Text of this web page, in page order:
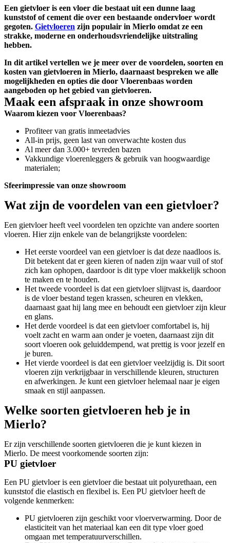
Een gietvloer is een vloer die bestaat uit een dunne laag
kunststof of cement die over een bestaande ondervloer wordt
gegoten. Gietvloeren zijn populair in Mierlo omdat ze een
strakke, moderne en onderhoudsvriendelijke uitstraling
hebben.
In dit artikel vertellen we je meer over de voordelen, soorten en
kosten van gietvloeren in Mierlo, daarnaast bespreken we alle
mogelijkheden en opties die door Vloerenbaas worden
aangeboden op het gebied van gietvloeren.
Maak een afspraak in onze showroom
Waarom kiezen voor Vloerenbaas?
Profiteer van gratis inmeetadvies
All-in prijs, geen last van onverwachte kosten dus
Al meer dan 3.000+ tevreden bazen
Vakkundige vloerenleggers & gebruik van hoogwaardige
materialen;
Sfeerimpressie van onze showroom
Wat zijn de voordelen van een gietvloer?
Een gietvloer heeft veel voordelen ten opzichte van andere soorten
vloeren. Hier zijn enkele van de belangrijkste voordelen:
Het eerste voordeel van een gietvloer is dat deze naadloos is.
Dit betekent dat er geen kieren of naden zijn waar vuil of stof
zich kan ophopen, daardoor is dit type vloer makkelijk schoon
te maken en te houden.
Het tweede voordeel is dat een gietvloer slijtvast is, daardoor
is de vloer bestand tegen krassen, scheuren en vlekken,
daarnaast gaat hij lang mee en behoudt een gietvloer zijn kleur
en glans.
Het derde voordeel is dat een gietvloer comfortabel is, hij
voelt zacht en warm aan onder je voeten, daarnaast zijn dit
soort vloeren ook geluiddempend, wat prettig is voor jezelf en
je buren.
Het vierde voordeel is dat een gietvloer veelzijdig is. Dit soort
vloeren zijn verkrijgbaar in verschillende kleuren, structuren
en afwerkingen. Je kunt een gietvloer helemaal naar je eigen
smaak en stijl aanpassen.
Welke soorten gietvloeren heb je in
Mierlo?
Er zijn verschillende soorten gietvloeren die je kunt kiezen in
Mierlo. De meest voorkomende soorten zijn:
PU gietvloer
Een PU gietvloer is een gietvloer die bestaat uit polyurethaan, een
kunststof die elastisch en flexibel is. Een PU gietvloer heeft de
volgende kenmerken:
PU gietvloeren zijn geschikt voor vloerverwarming. Door de
elasticiteit van het materiaal kan een dit type vloer goed
omgaan met temperatuurverschillen.